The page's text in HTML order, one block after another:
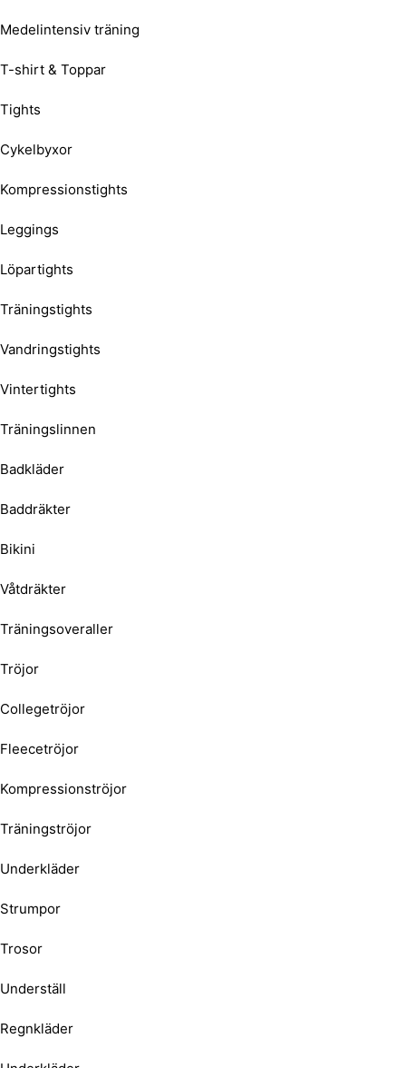
Medelintensiv träning
T-shirt & Toppar
Tights
Cykelbyxor
Kompressionstights
Leggings
Löpartights
Träningstights
Vandringstights
Vintertights
Träningslinnen
Badkläder
Baddräkter
Bikini
Våtdräkter
Träningsoveraller
Tröjor
Collegetröjor
Fleecetröjor
Kompressionströjor
Träningströjor
Underkläder
Strumpor
Trosor
Underställ
Regnkläder